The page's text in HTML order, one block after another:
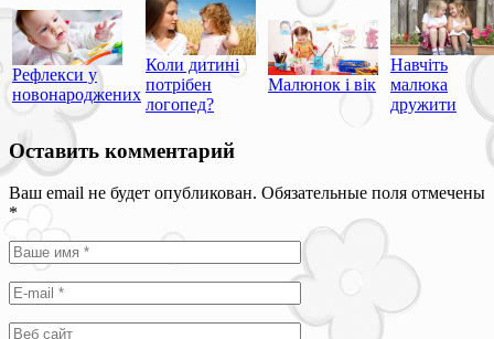
Рефлекси у
новонароджених
Коли дитині
потрібен
логопед?
Малюнок і вік
Навчіть
малюка
дружити
Оставить комментарий
Ваш email не будет опубликован. Обязательные поля отмечены
*